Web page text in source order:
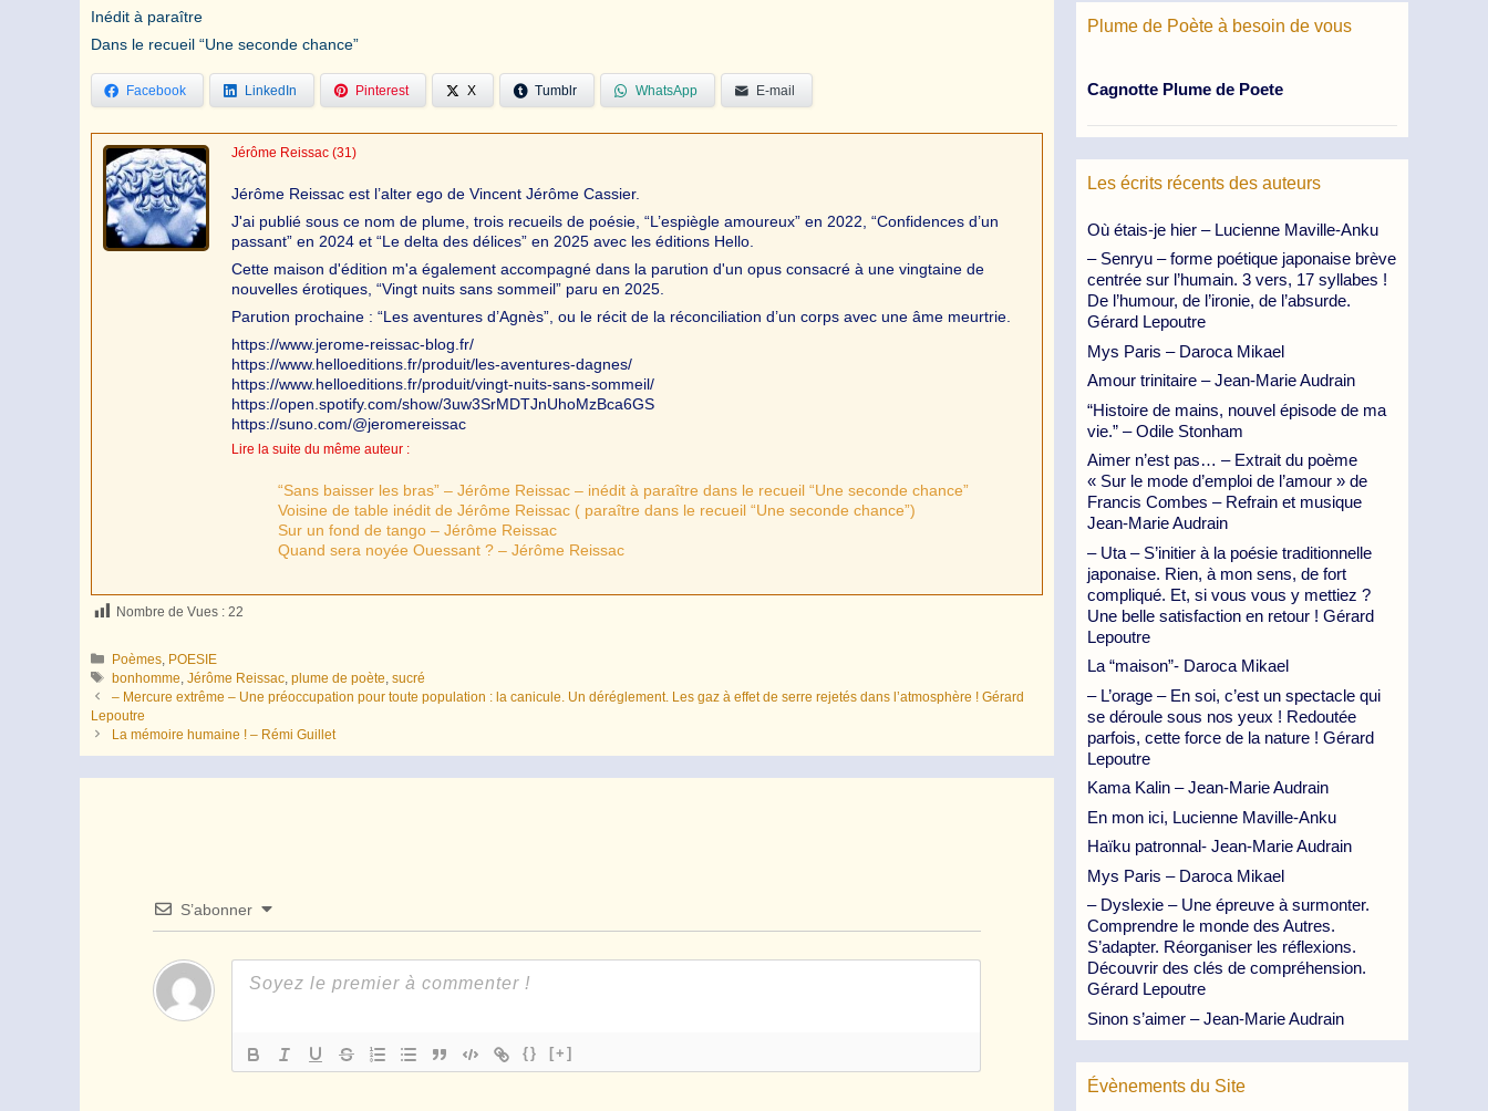
Inédit à paraître
Dans le recueil “Une seconde chance”
Facebook LinkedIn Pinterest X Tumblr WhatsApp E-mail
Jérôme Reissac (31)
Jérôme Reissac est l’alter ego de Vincent Jérôme Cassier.
J'ai publié sous ce nom de plume, trois recueils de poésie, “L’espiègle amoureux” en 2022, “Confidences d’un
passant” en 2024 et “Le delta des délices” en 2025 avec les éditions Hello.
Cette maison d'édition m'a également accompagné dans la parution d'un opus consacré à une vingtaine de
nouvelles érotiques, “Vingt nuits sans sommeil” paru en 2025.
Parution prochaine : “Les aventures d’Agnès”, ou le récit de la réconciliation d’un corps avec une âme meurtrie.
https://www.jerome-reissac-blog.fr/
https://www.helloeditions.fr/produit/les-aventures-dagnes/
https://www.helloeditions.fr/produit/vingt-nuits-sans-sommeil/
https://open.spotify.com/show/3uw3SrMDTJnUhoMzBca6GS
https://suno.com/@jeromereissac
Lire la suite du même auteur :
“Sans baisser les bras” – Jérôme Reissac – inédit à paraître dans le recueil “Une seconde chance”
Voisine de table inédit de Jérôme Reissac ( paraître dans le recueil “Une seconde chance”)
Sur un fond de tango – Jérôme Reissac
Quand sera noyée Ouessant ? – Jérôme Reissac
Nombre de Vues : 22
Catégories
Poèmes POESIE
Étiquettes
bonhomme ,Jérôme Reissac ,plume de poète ,sucré
– Mercure extrême – Une préoccupation pour toute population : la canicule. Un déréglement. Les gaz à effet de serre rejetés dans l’atmosphère ! Gérard
Lepoutre
La mémoire humaine ! – Rémi Guillet
S’abonner
{} [+]
Plume de Poète à besoin de vous
Cagnotte Plume de Poete
Les écrits récents des auteurs
Où étais-je hier – Lucienne Maville-Anku
– Senryu – forme poétique japonaise brève
centrée sur l’humain. 3 vers, 17 syllabes !
De l’humour, de l’ironie, de l’absurde.
Gérard Lepoutre
Mys Paris – Daroca Mikael
Amour trinitaire – Jean-Marie Audrain
“Histoire de mains, nouvel épisode de ma
vie.” – Odile Stonham
Aimer n’est pas… – Extrait du poème
« Sur le mode d’emploi de l’amour » de
Francis Combes – Refrain et musique
Jean-Marie Audrain
– Uta – S’initier à la poésie traditionnelle
japonaise. Rien, à mon sens, de fort
compliqué. Et, si vous vous y mettiez ?
Une belle satisfaction en retour ! Gérard
Lepoutre
La “maison”- Daroca Mikael
– L’orage – En soi, c’est un spectacle qui
se déroule sous nos yeux ! Redoutée
parfois, cette force de la nature ! Gérard
Lepoutre
Kama Kalin – Jean-Marie Audrain
En mon ici, Lucienne Maville-Anku
Haïku patronnal- Jean-Marie Audrain
Mys Paris – Daroca Mikael
– Dyslexie – Une épreuve à surmonter.
Comprendre le monde des Autres.
S’adapter. Réorganiser les réflexions.
Découvrir des clés de compréhension.
Gérard Lepoutre
Sinon s’aimer – Jean-Marie Audrain
Évènements du Site